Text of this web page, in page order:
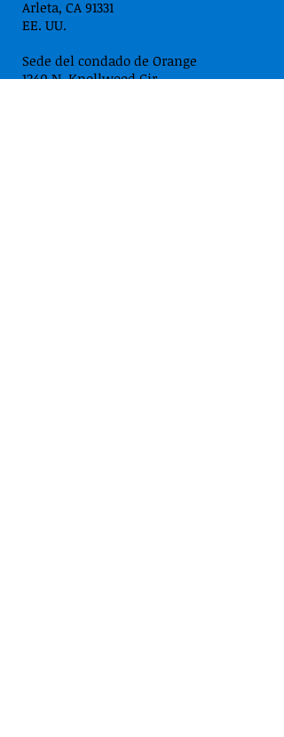
Arleta, CA 91331
EE. UU.
Sede del condado de Orange
1240 N. Knollwood Cir.